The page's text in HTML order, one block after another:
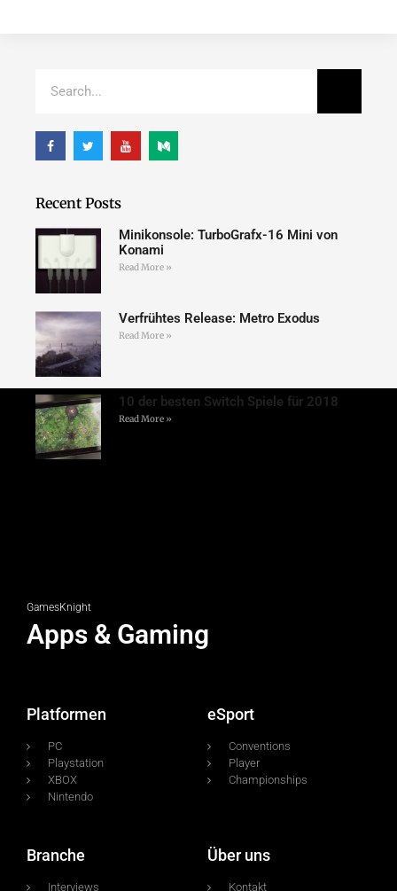
Recent Posts
Minikonsole: TurboGrafx-16 Mini von
Konami
Read More »
Verfrühtes Release: Metro Exodus
Read More »
10 der besten Switch Spiele für 2018
Read More »
GamesKnight
Apps & Gaming
Platformen
PC
Playstation
XBOX
Nintendo
eSport
Conventions
Player
Championships
Branche
Interviews
Über uns
Kontakt